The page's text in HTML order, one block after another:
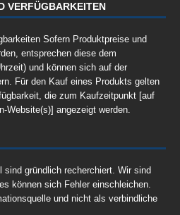
VERFÜGBARKEITEN
Sofern Produktpreise und
entsprechen diese dem
und können sich auf der
Für den Kauf eines Produkts gelten
die zum Kaufzeitpunkt [auf
Website(s)] angezeigt werden.
gründlich recherchiert. Wir sind
können sich Fehler einschleichen.
und nicht als verbindliche